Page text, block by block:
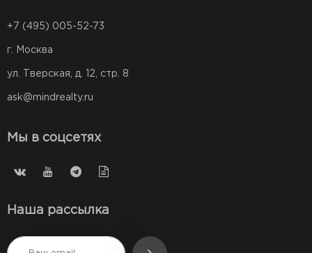
+7 (495) 005-52-73
г. Москва
ул. Тверская, д. 12, стр. 8
ask@mindrealty.ru
Мы в соцсетях
Наша рассылка